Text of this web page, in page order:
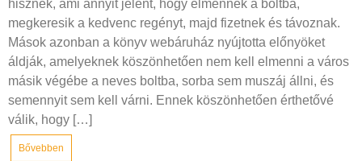
hisznek, ami annyit jelent, hogy elmennek a boltba,
megkeresik a kedvenc regényt, majd fizetnek és távoznak.
Mások azonban a könyv webáruház nyújtotta előnyöket
áldják, amelyeknek köszönhetően nem kell elmenni a város
másik végébe a neves boltba, sorba sem muszáj állni, és
semennyit sem kell várni. Ennek köszönhetően érthetővé
válik, hogy […]
Bővebben